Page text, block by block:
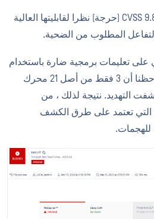
تم منح الثغرة الأمنية درجة CVSS 9.8 (حرجة) نظرا لقابليتها العالية
المطلوب من الضحية.
، ولاحظنا أن 3 فقط من أصل 21 محرك
التهديد. نتيجة لذلك ، من
التي تعتمد على طرق الكشف
للهجمات.